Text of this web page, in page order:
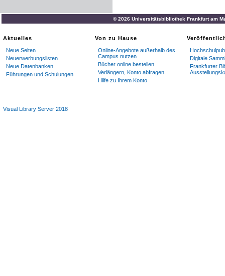
© 2026 Universitätsbibliothek Frankfurt am
Aktuelles
Neue Seiten
Neuerwerbungslisten
Neue Datenbanken
Führungen und Schulungen
Von zu Hause
Online-Angebote außerhalb des
Campus nutzen
Bücher online bestellen
Verlängern, Konto abfragen
Hilfe zu Ihrem Konto
Digitale
Frankfurter
Visual Library Server 2018